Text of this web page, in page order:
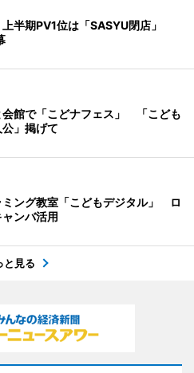
半期PV1位は「SASYU閉店」
会館で「こどナフェス」 「こども
」掲げて
ミング教室「こどもデジタル」 ロ
ンバ活用
と見る